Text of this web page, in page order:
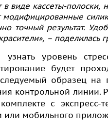
в виде кассеты-
модифицированные
точный результат.
– поделилась
уровень
будет
образец на
контрольной линии.
с экспресс-
или мобильного